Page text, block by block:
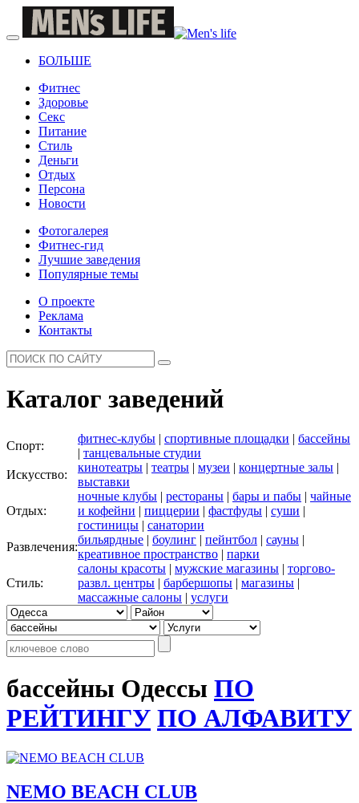
БОЛЬШЕ
Фитнес
Здоровье
Секс
Питание
Стиль
Деньги
Отдых
Персона
Новости
Фотогалерея
Фитнес-гид
Лучшие заведения
Популярные темы
О проекте
Реклама
Контакты
Каталог заведений
Спорт:
фитнес-клубы | спортивные площадки | бассейны
| танцевальные студии
Искусство:
кинотеатры | театры | музеи | концертные залы |
выставки
Отдых:
ночные клубы | рестораны | бары и пабы | чайные
и кофейни | пиццерии | фастфуды | суши |
гостиницы | санатории
Развлечения:
бильярдные | боулинг | пейнтбол | сауны |
креативное пространство | парки
Стиль:
салоны красоты | мужские магазины | торгово-
развл. центры | барбершопы | магазины |
массажные салоны | услуги
бассейны Одессы ПО
РЕЙТИНГУ ПО АЛФАВИТУ
NEMO BEACH CLUB